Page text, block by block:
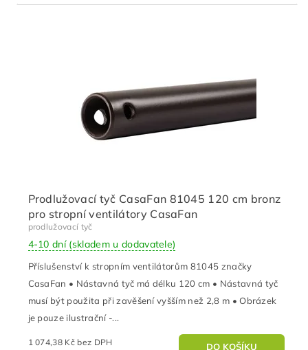
Prodlužovací tyč CasaFan 81045 120 cm bronz
pro stropní ventilátory CasaFan
prodlužovací tyč
4-10 dní (skladem u dodavatele)
Příslušenství k stropním ventilátorům 81045 značky
CasaFan • Nástavná tyč má délku 120 cm • Nástavná tyč
musí být použita při zavěšení vyšším než 2,8 m • Obrázek
je pouze ilustrační -...
1 074,38 Kč bez DPH